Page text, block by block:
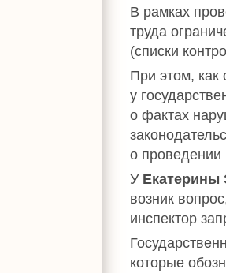
В рамках
труда
(списки
При этом, как
у
о фактах
о проведении
У Екатерины
возник
инспектор
которые